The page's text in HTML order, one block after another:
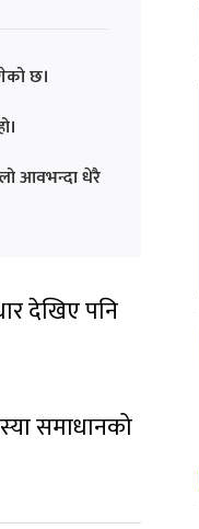
छ।
आवभन्दा धेरै
देखिए पनि
समाधानको